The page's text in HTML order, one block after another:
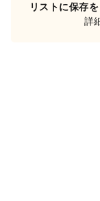
リストに保存
詳